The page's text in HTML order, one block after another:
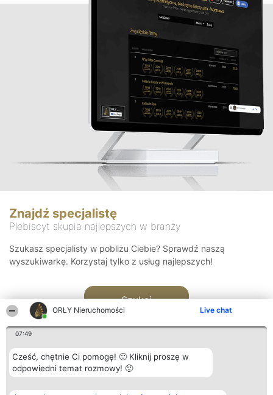
ORŁY Nieruchomości Live chat
07:49
Cześć, chętnie Ci pomogę! 🙂 Kliknij proszę w
odpowiedni temat rozmowy! 🙂
Znajdź specjalistę
Plebiscyt skupia najlepszych w branży
Szukasz specjalisty w pobliżu Ciebie? Sprawdź naszą
wyszukiwarkę. Korzystaj tylko z usług najlepszych!
Szukaj
Organizator plebiscytu Plebiscyt Kontakt